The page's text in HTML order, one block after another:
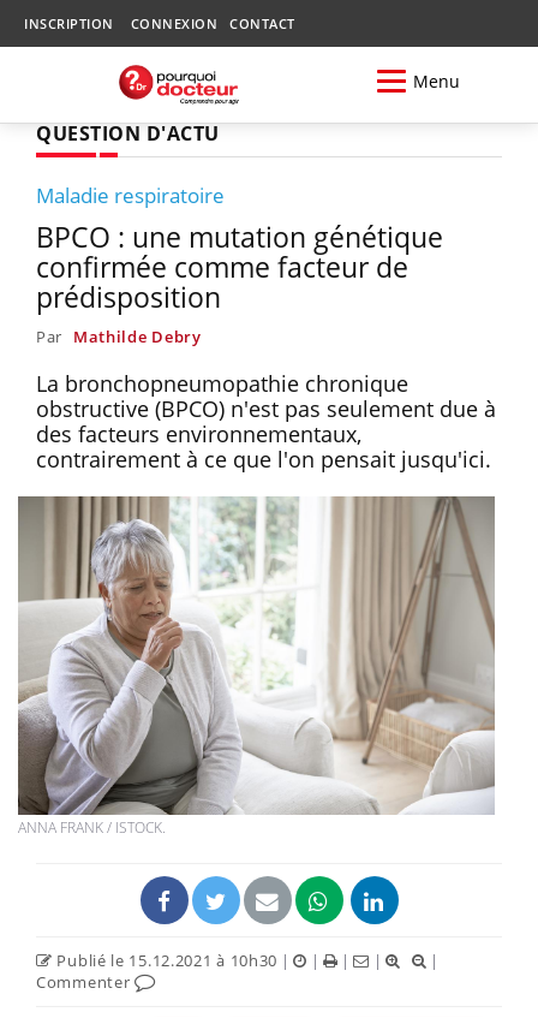
INSCRIPTION CONNEXION CONTACT
Menu
QUESTION D'ACTU
Maladie respiratoire
BPCO : une mutation génétique
confirmée comme facteur de
prédisposition
Par Mathilde Debry
La bronchopneumopathie chronique
obstructive (BPCO) n'est pas seulement due à
des facteurs environnementaux,
contrairement à ce que l'on pensait jusqu'ici.
ANNA FRANK / ISTOCK.
Publié le 15.12.2021 à 10h30 | | | |
|
Commenter